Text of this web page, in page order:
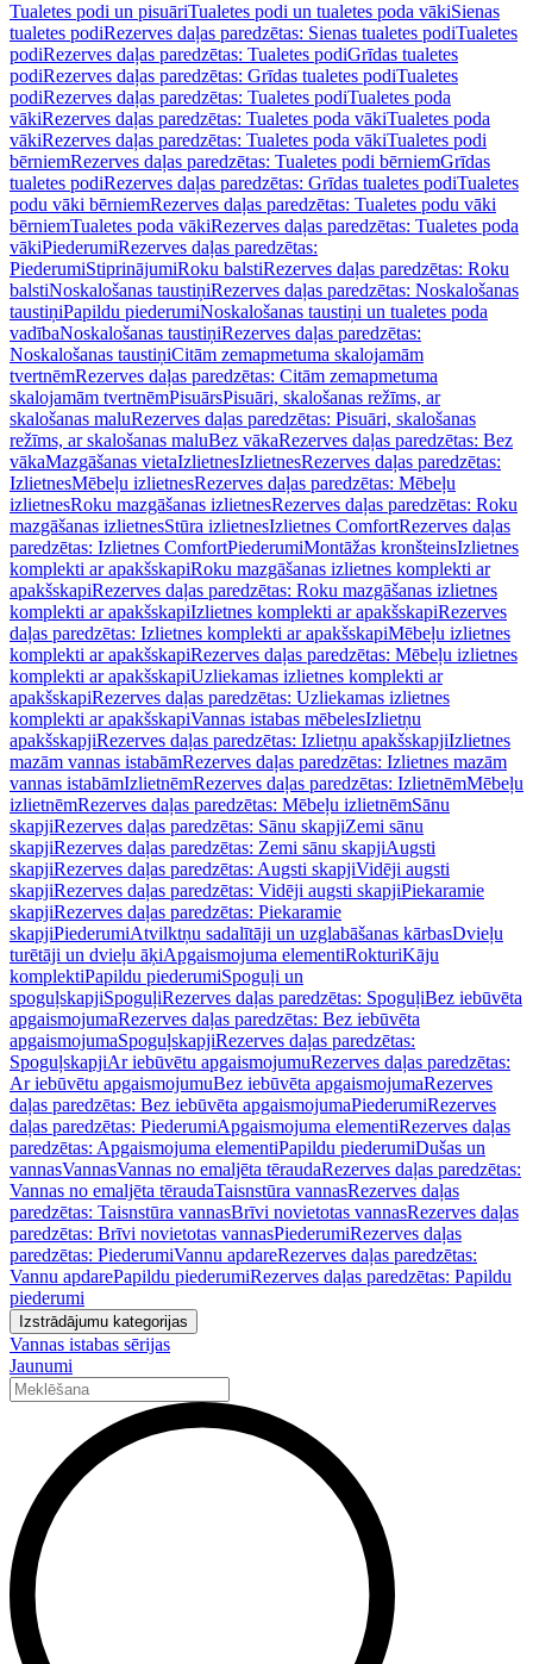
Tualetes podi un pisuāriTualetes podi un tualetes poda vākiSienas
tualetes podiRezerves daļas paredzētas: Sienas tualetes podiTualetes
podiRezerves daļas paredzētas: Tualetes podiGrīdas tualetes
podiRezerves daļas paredzētas: Grīdas tualetes podiTualetes
podiRezerves daļas paredzētas: Tualetes podiTualetes poda
vākiRezerves daļas paredzētas: Tualetes poda vākiTualetes poda
vākiRezerves daļas paredzētas: Tualetes poda vākiTualetes podi
bērniemRezerves daļas paredzētas: Tualetes podi bērniemGrīdas
tualetes podiRezerves daļas paredzētas: Grīdas tualetes podiTualetes
podu vāki bērniemRezerves daļas paredzētas: Tualetes podu vāki
bērniemTualetes poda vākiRezerves daļas paredzētas: Tualetes poda
vākiPiederumiRezerves daļas paredzētas:
PiederumiStiprinājumiRoku balstiRezerves daļas paredzētas: Roku
balstiNoskalošanas taustiņiRezerves daļas paredzētas: Noskalošanas
taustiņiPapildu piederumiNoskalošanas taustiņi un tualetes poda
vadībaNoskalošanas taustiņiRezerves daļas paredzētas:
Noskalošanas taustiņiCitām zemapmetuma skalojamām
tvertnēmRezerves daļas paredzētas: Citām zemapmetuma
skalojamām tvertnēmPisuārsPisuāri, skalošanas režīms, ar
skalošanas maluRezerves daļas paredzētas: Pisuāri, skalošanas
režīms, ar skalošanas maluBez vākaRezerves daļas paredzētas: Bez
vākaMazgāšanas vietaIzlietnesIzlietnesRezerves daļas paredzētas:
IzlietnesMēbeļu izlietnesRezerves daļas paredzētas: Mēbeļu
izlietnesRoku mazgāšanas izlietnesRezerves daļas paredzētas: Roku
mazgāšanas izlietnesStūra izlietnesIzlietnes ComfortRezerves daļas
paredzētas: Izlietnes ComfortPiederumiMontāžas kronšteinsIzlietnes
komplekti ar apakšskapiRoku mazgāšanas izlietnes komplekti ar
apakšskapiRezerves daļas paredzētas: Roku mazgāšanas izlietnes
komplekti ar apakšskapiIzlietnes komplekti ar apakšskapiRezerves
daļas paredzētas: Izlietnes komplekti ar apakšskapiMēbeļu izlietnes
komplekti ar apakšskapiRezerves daļas paredzētas: Mēbeļu izlietnes
komplekti ar apakšskapiUzliekamas izlietnes komplekti ar
apakšskapiRezerves daļas paredzētas: Uzliekamas izlietnes
komplekti ar apakšskapiVannas istabas mēbelesIzlietņu
apakšskapjiRezerves daļas paredzētas: Izlietņu apakšskapjiIzlietnes
mazām vannas istabāmRezerves daļas paredzētas: Izlietnes mazām
vannas istabāmIzlietnēmRezerves daļas paredzētas: IzlietnēmMēbeļu
izlietnēmRezerves daļas paredzētas: Mēbeļu izlietnēmSānu
skapjiRezerves daļas paredzētas: Sānu skapjiZemi sānu
skapjiRezerves daļas paredzētas: Zemi sānu skapjiAugsti
skapjiRezerves daļas paredzētas: Augsti skapjiVidēji augsti
skapjiRezerves daļas paredzētas: Vidēji augsti skapjiPiekaramie
skapjiRezerves daļas paredzētas: Piekaramie
skapjiPiederumiAtvilktņu sadalītāji un uzglabāšanas kārbasDvieļu
turētāji un dvieļu āķiApgaismojuma elementiRokturiKāju
komplektiPapildu piederumiSpoguļi un
spoguļskapjiSpoguļiRezerves daļas paredzētas: SpoguļiBez iebūvēta
apgaismojumaRezerves daļas paredzētas: Bez iebūvēta
apgaismojumaSpoguļskapjiRezerves daļas paredzētas:
SpoguļskapjiAr iebūvētu apgaismojumuRezerves daļas paredzētas:
Ar iebūvētu apgaismojumuBez iebūvēta apgaismojumaRezerves
daļas paredzētas: Bez iebūvēta apgaismojumaPiederumiRezerves
daļas paredzētas: PiederumiApgaismojuma elementiRezerves daļas
paredzētas: Apgaismojuma elementiPapildu piederumiDušas un
vannasVannasVannas no emaljēta tēraudaRezerves daļas paredzētas:
Vannas no emaljēta tēraudaTaisnstūra vannasRezerves daļas
paredzētas: Taisnstūra vannasBrīvi novietotas vannasRezerves daļas
paredzētas: Brīvi novietotas vannasPiederumiRezerves daļas
paredzētas: PiederumiVannu apdareRezerves daļas paredzētas:
Vannu apdarePapildu piederumiRezerves daļas paredzētas: Papildu
piederumi
Izstrādājumu kategorijas
Vannas istabas sērijas
Jaunumi